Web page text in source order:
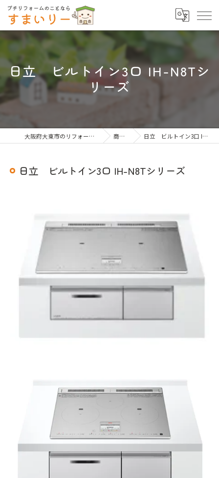
日立 ビルトイン3口 IH-N8Tシ
リーズ
大阪府大東市のリフォームならすまいりー 商品一覧 日立 ビルトイン3口 IH-N8Tシリーズ
日立 ビルトイン3口 IH-N8Tシリーズ